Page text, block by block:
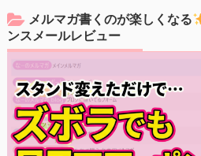
メルマガ書くのが楽しくなる
ンスメールレビュー